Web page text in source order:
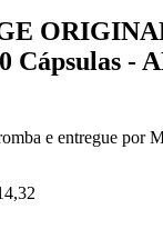
Cápsulas -
e entregue por
,32